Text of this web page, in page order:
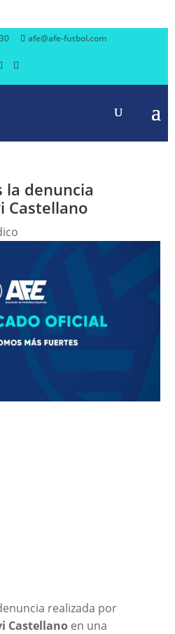
afe@afe-futbol.com
la denuncia
Castellano
realizada por
Castellanoen una